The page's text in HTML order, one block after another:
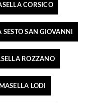
CORSICO
SESTO SAN GIOVANNI
ROZZANO
LODI